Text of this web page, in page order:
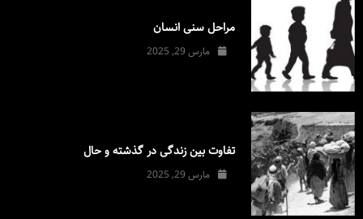
مراحل سنی انسان
مارس 29, 2025
تفاوت بین زندگی در گذشته و حال
مارس 29, 2025